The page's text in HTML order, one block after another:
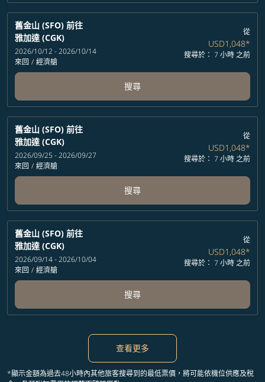
舊金山 (SFO) 前往
雅加達 (CGK)
2026/10/12 - 2026/10/14
來回 / 經濟艙
從
USD1,048*
搜尋於： 7 小時 之前
搜尋
舊金山 (SFO) 前往
雅加達 (CGK)
2026/09/25 - 2026/09/27
來回 / 經濟艙
從
USD1,048*
搜尋於： 7 小時 之前
搜尋
舊金山 (SFO) 前往
雅加達 (CGK)
2026/09/14 - 2026/10/04
來回 / 經濟艙
從
USD1,048*
搜尋於： 7 小時 之前
搜尋
查看更多
*顯示金額為過去48小時內其他旅客搜尋到的最低票價，將可能依機位供應及稅